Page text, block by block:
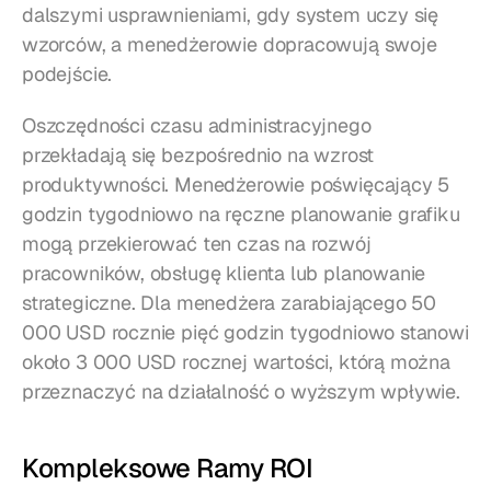
dalszymi usprawnieniami, gdy system uczy się
wzorców, a menedżerowie dopracowują swoje
podejście.
Oszczędności czasu administracyjnego
przekładają się bezpośrednio na wzrost
produktywności. Menedżerowie poświęcający 5
godzin tygodniowo na ręczne planowanie grafiku
mogą przekierować ten czas na rozwój
pracowników, obsługę klienta lub planowanie
strategiczne. Dla menedżera zarabiającego 50
000 USD rocznie pięć godzin tygodniowo stanowi
około 3 000 USD rocznej wartości, którą można
przeznaczyć na działalność o wyższym wpływie.
Kompleksowe Ramy ROI